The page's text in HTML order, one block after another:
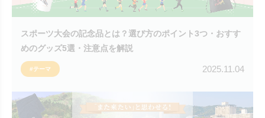
スポーツ大会の記念品とは？選び方のポイント3つ・おすす
めのグッズ5選・注意点を解説
#テーマ 2025.11.04